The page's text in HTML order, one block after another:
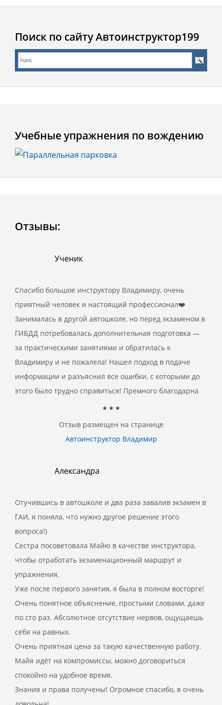
Поиск по сайту Автоинструктор199
Учебные упражнения по вождению
Отзывы:
Ученик
Спасибо большое инструктору Владимиру, очень
приятный человек и настоящий профессионал❤️
Занималась в другой автошколе, но перед экзаменом в
ГИБДД потребовалась дополнительная подготовка —
за практическими занятиями и обратилась к
Владимиру и не пожалела! Нашел подход в подаче
информации и разъяснил все ошибки, с которыми до
этого было трудно справиться! Премного благодарна
* * *
Отзыв размещен на странице
Автоинструктор Владимир
Александра
Отучившись в автошколе и два раза завалив экзамен в
ГАИ, я поняла, что нужно другое решение этого
вопроса!)
Сестра посоветовала Майю в качестве инструктора,
чтобы отработать экзаменационный маршрут и
упражнения.
Уже после первого занятия, я была в полном восторге!
Очень понятное объяснение, простыми словами, даже
по сто раз. Абсолютное отсутствие нервов, ощущаешь
себя на равных.
Очень приятная цена за такую качественную работу.
Майя идёт на компромиссы, можно договориться
спокойно на удобное время.
Знания и права получены! Огромное спасибо, я очень